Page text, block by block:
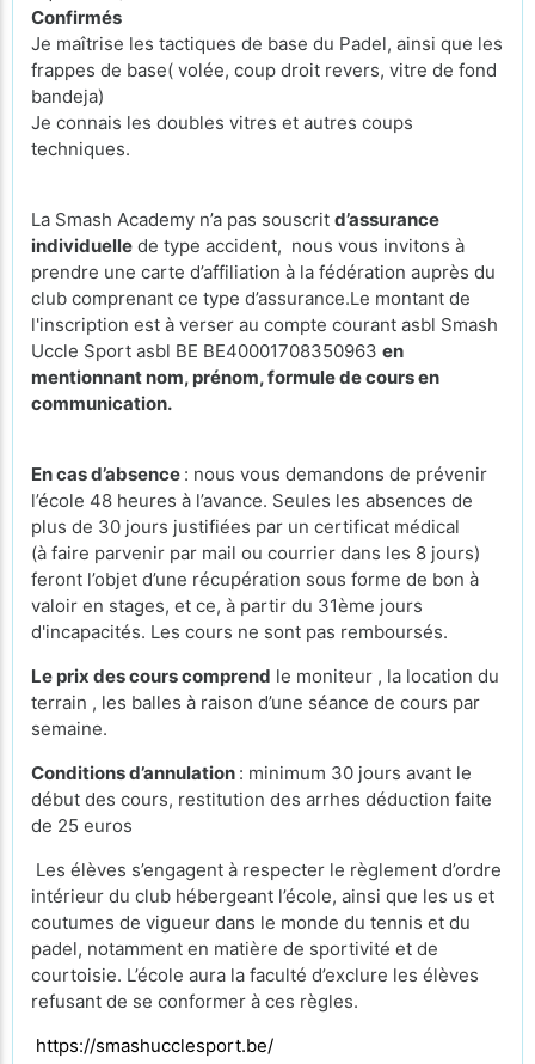
Confirmés
Je maîtrise les tactiques de base du Padel, ainsi que les
frappes de base( volée, coup droit revers, vitre de fond
bandeja)
Je connais les doubles vitres et autres coups
techniques.
La Smash Academy n’a pas souscrit d’assurance
individuelle de type accident, nous vous invitons à
prendre une carte d’affiliation à la fédération auprès du
club comprenant ce type d’assurance.Le montant de
l'inscription est à verser au compte courant asbl Smash
Uccle Sport asbl BE BE40001708350963 en
mentionnant nom, prénom, formule de cours en
communication.
En cas d’absence : nous vous demandons de prévenir
l’école 48 heures à l’avance. Seules les absences de
plus de 30 jours justifiées par un certificat médical
(à faire parvenir par mail ou courrier dans les 8 jours)
feront l’objet d’une récupération sous forme de bon à
valoir en stages, et ce, à partir du 31ème jours
d'incapacités. Les cours ne sont pas remboursés.
Le prix des cours comprend le moniteur , la location du
terrain , les balles à raison d’une séance de cours par
semaine.
Conditions d’annulation : minimum 30 jours avant le
début des cours, restitution des arrhes déduction faite
de 25 euros
Les élèves s’engagent à respecter le règlement d’ordre
intérieur du club hébergeant l’école, ainsi que les us et
coutumes de vigueur dans le monde du tennis et du
padel, notamment en matière de sportivité et de
courtoisie. L’école aura la faculté d’exclure les élèves
refusant de se conformer à ces règles.
https://smashucclesport.be/